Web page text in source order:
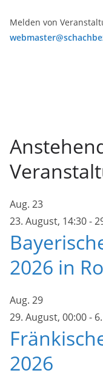
Melden von
Aug. 23
23. August, 14:30-
2026 in
Aug. 29
29. August, 00:00-
2026